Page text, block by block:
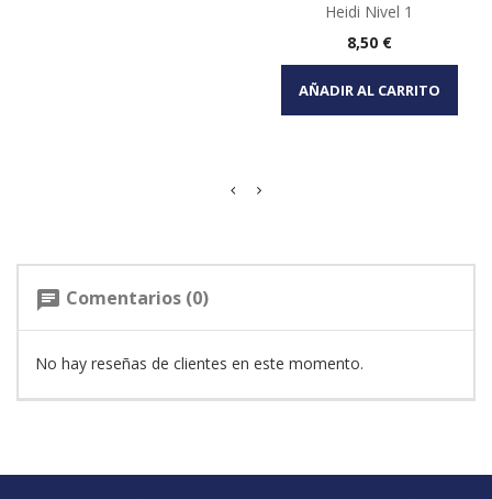
Heidi Nivel 1
Precio
8,50 €
AÑADIR AL CARRITO
chat Comentarios (0)
No hay reseñas de clientes en este momento.